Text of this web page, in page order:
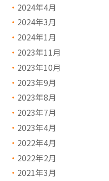
2024年4月
2024年3月
2024年1月
2023年11月
2023年10月
2023年9月
2023年8月
2023年7月
2023年4月
2022年4月
2022年2月
2021年3月